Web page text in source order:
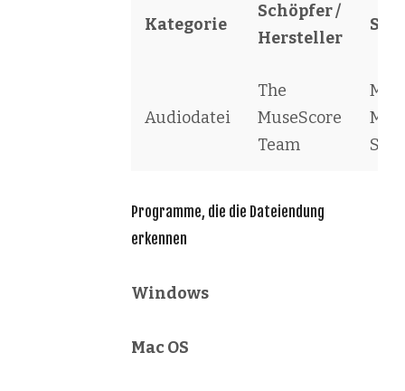
Kategorie
Schöpfer /
Hersteller
Audiodatei
The
MuseScore
Team
Programme, die die Dateiendung
erkennen
Windows
Mac OS